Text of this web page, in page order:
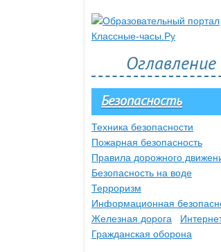
Оглавление
Безопасность
Техника безопасности
Пожарная безопасность
Правила дорожного
Безопасность на воде
Терроризм
Информационная
Железная дорога
Гражданская оборона